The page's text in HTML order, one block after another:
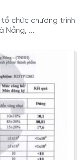
tổ chức chương trình
Nẵng, ...